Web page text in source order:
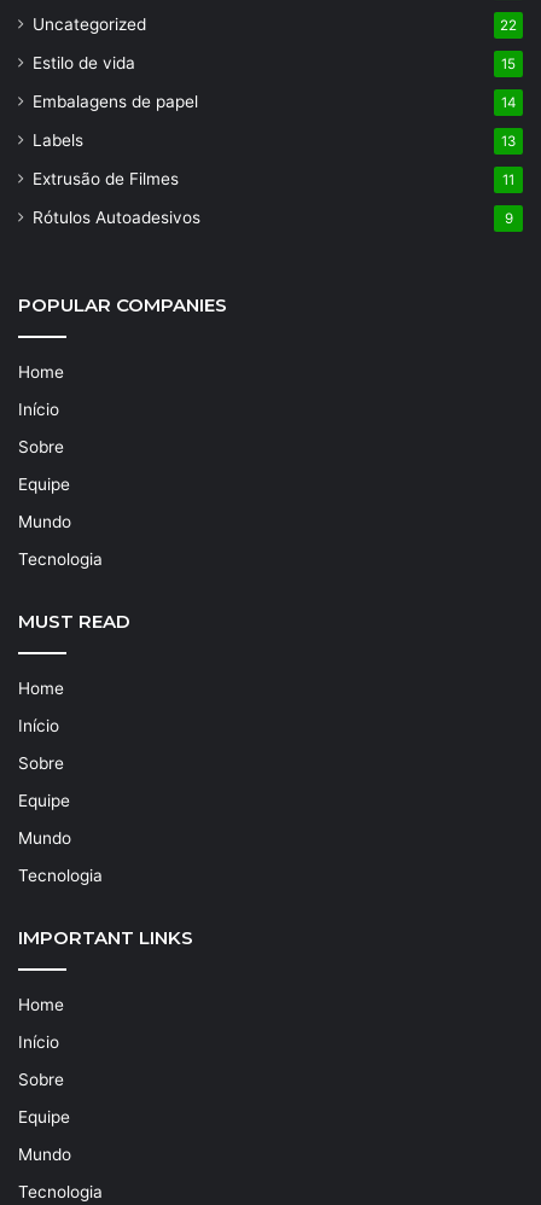
Uncategorized 22
Estilo de vida 15
Embalagens de papel 14
Labels 13
Extrusão de Filmes 11
Rótulos Autoadesivos 9
POPULAR COMPANIES
Home
Início
Sobre
Equipe
Mundo
Tecnologia
MUST READ
Home
Início
Sobre
Equipe
Mundo
Tecnologia
IMPORTANT LINKS
Home
Início
Sobre
Equipe
Mundo
Tecnologia